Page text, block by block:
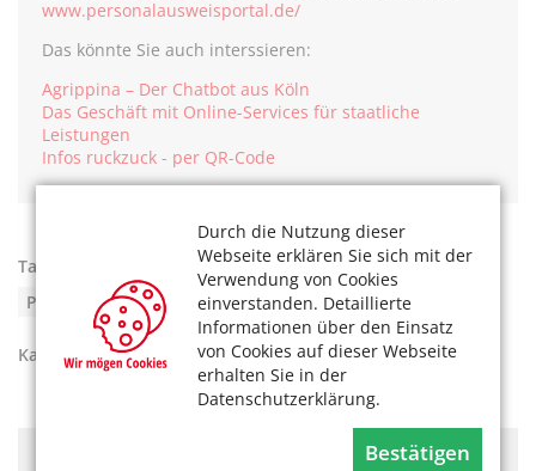
Durch die Nutzung dieser
Webseite erklären Sie sich mit der
Verwendung von Cookies
einverstanden. Detaillierte
Informationen über den Einsatz
von Cookies auf dieser Webseite
erhalten Sie in der
Datenschutzerklärung.
Bestätigen
www.personalausweisportal.de/
Das könnte Sie auch interssieren:
Agrippina – Der Chatbot aus Köln
Das Geschäft mit Online-Services für staatliche
Leistungen
Infos ruckzuck - per QR-Code
Tags: , Behörden , Digitalisierung ,
Passbild
, Passfoto , Personalausweis , Reisepass
Kategorien: Unser Köln
Hier könnte Werbung stehen, mit der wir uns